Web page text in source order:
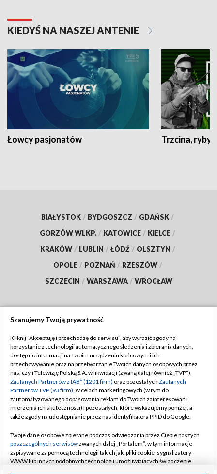
KIEDYŚ NA NASZEJ ANTENIE
Łowcy pasjonatów Trzcina, ryby
BIAŁYSTOK / BYDGOSZCZ / GDAŃSK /
GORZÓW WLKP. / KATOWICE / KIELCE /
KRAKÓW / LUBLIN / ŁÓDŹ / OLSZTYN /
OPOLE / POZNAŃ / RZESZÓW /
SZCZECIN / WARSZAWA / WROCŁAW
TVP
Abonament TVP
Emisja w TVP
Centrum informacji TVP
Naziemna Telewizja Cyfrowa
Rada Programowa
System NOS
Regulamin TVP
Polityka prywatności
Moje zgody
Pomoc
Kontakt
Szanujemy Twoją prywatność
Kliknij "Akceptuję i przechodzę do serwisu", aby wyrazić zgody na
korzystanie z technologii automatycznego śledzenia i zbierania danych,
dostęp do informacji na Twoim urządzeniu końcowym i ich
przechowywanie oraz na przetwarzanie Twoich danych osobowych przez
nas, czyli Telewizję Polską S.A. w likwidacji (zwaną dalej również „TVP”),
Zaufanych Partnerów z IAB* (1201 firm) oraz pozostałych Zaufanych
Partnerów TVP (93 firm), w celach marketingowych (w tym do
zautomatyzowanego dopasowania reklam do Twoich zainteresowań i
mierzenia ich skuteczności) i pozostałych, które wskazujemy poniżej, a
także zgody na udostępnianie przez nas identyfikatora PPID do Google.
Twoje dane osobowe zbierane podczas odwiedzania przez Ciebie naszych
poszczególnych serwisówzwanych dalej „Portalem”, w tym informacje
zapisywane za pomocą technologii takich jak: pliki cookie, sygnalizatory
WWW lub innych podobnych technologii umożliwiających świadczenie